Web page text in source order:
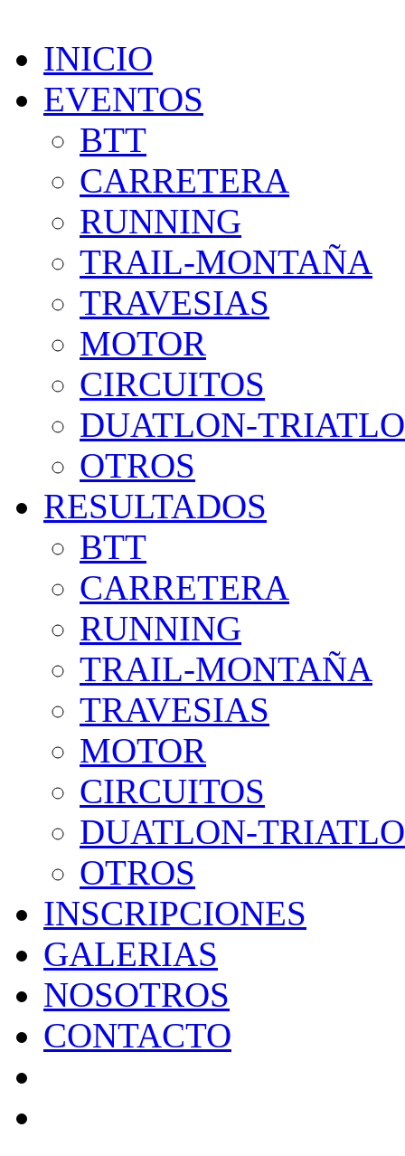
INICIO
EVENTOS
BTT
CARRETERA
RUNNING
TRAIL-MONTAÑA
TRAVESIAS
MOTOR
CIRCUITOS
DUATLON-
OTROS
RESULTADOS
BTT
CARRETERA
RUNNING
TRAIL-MONTAÑA
TRAVESIAS
MOTOR
CIRCUITOS
DUATLON-
OTROS
INSCRIPCIONES
GALERIAS
NOSOTROS
CONTACTO